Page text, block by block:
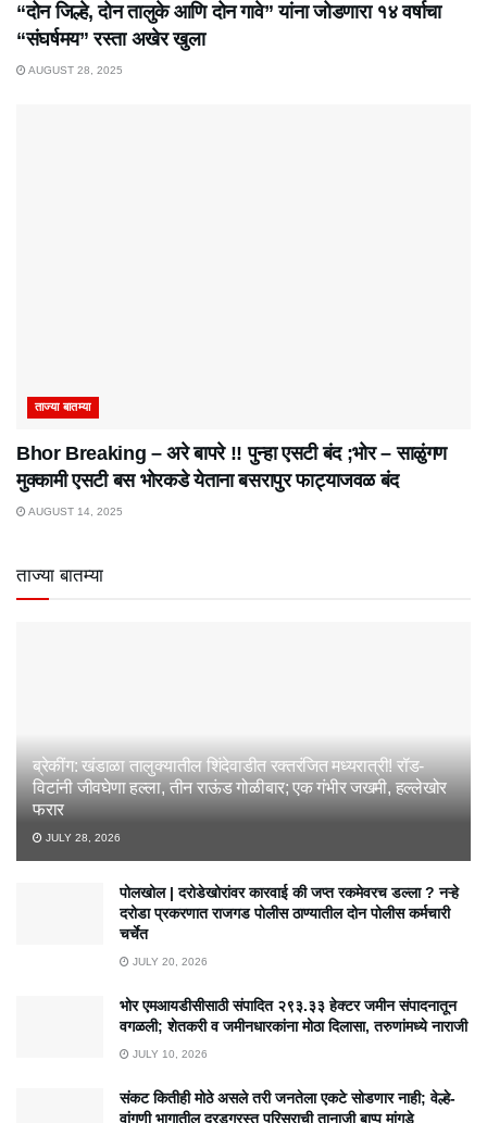
“दोन जिल्हे, दोन तालुके आणि दोन गावे” यांना जोडणारा १४ वर्षाचा
“संघर्षमय” रस्ता अखेर खुला
AUGUST 28, 2025
ताज्या बातम्या
Bhor Breaking – अरे बापरे‌ !! पुन्हा एसटी बंद ;भोर – साळुंगण
मुक्कामी एसटी बस भोरकडे येताना बसरापुर फाट्याजवळ बंद
AUGUST 14, 2025
ताज्या बातम्या
ब्रेकींग: खंडाळा तालुक्यातील शिंदेवाडीत रक्तरंजित मध्यरात्री! रॉड-
विटांनी जीवघेणा हल्ला, तीन राऊंड गोळीबार; एक गंभीर जखमी, हल्लेखोर
फरार
JULY 28, 2026
पोलखोल | दरोडेखोरांवर कारवाई की जप्त रकमेवरच डल्ला ? नऱ्हे
दरोडा प्रकरणात राजगड पोलीस ठाण्यातील दोन पोलीस कर्मचारी
चर्चेत
JULY 20, 2026
भोर एमआयडीसीसाठी संपादित २९३.३३ हेक्टर जमीन संपादनातून
वगळली; शेतकरी व जमीनधारकांना मोठा दिलासा, तरुणांमध्ये नाराजी
JULY 10, 2026
संकट कितीही मोठे असले तरी जनतेला एकटे सोडणार नाही; वेल्हे-
वांगणी भागातील दरडग्रस्त परिसराची तानाजी बाप्पू मांगडे